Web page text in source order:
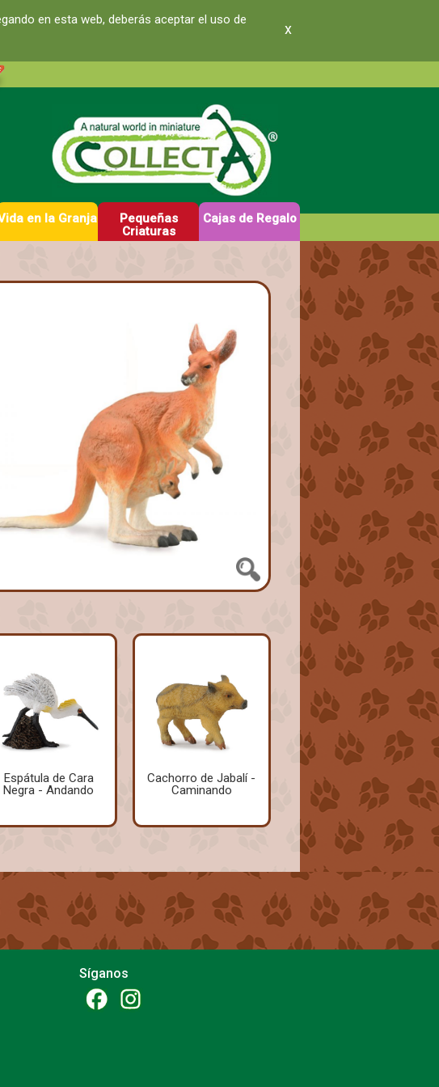
en esta web, deberás aceptar el uso de
x
en la Granja
Pequeñas
Criaturas
Cajas de Regalo
Espátula de Cara
Negra - Andando
Cachorro de Jabalí -
Caminando
Síganos